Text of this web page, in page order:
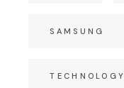
SAMSUNG
TECHNOLOGY